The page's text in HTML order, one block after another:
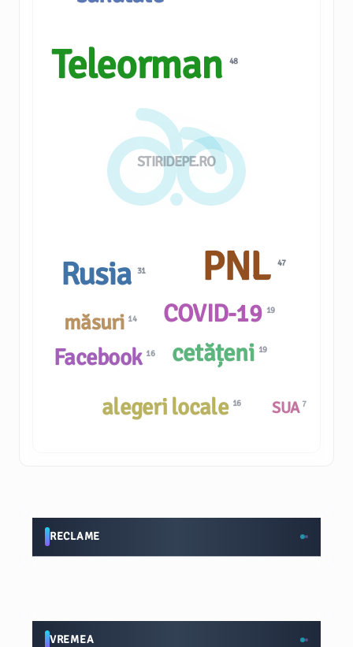
STIRIDEPE.RO
alegeri locale 16
Teleorman48
COVID-19 19
măsuri 14
PNL 47
Facebook 16
SUA7
Rusia 31
cetățeni 19
RECLAME
VREMEA